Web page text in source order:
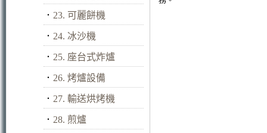
． 23. 可麗餅機
． 24. 冰沙機
． 25. 座台式炸爐
． 26. 烤爐設備
． 27. 輸送烘烤機
． 28. 煎爐